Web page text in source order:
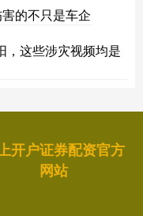
的不只是车企
，这些涉灾视频均是
开户证券配资官方
网站